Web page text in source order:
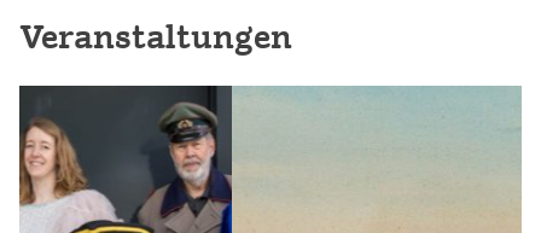
Veranstaltungen